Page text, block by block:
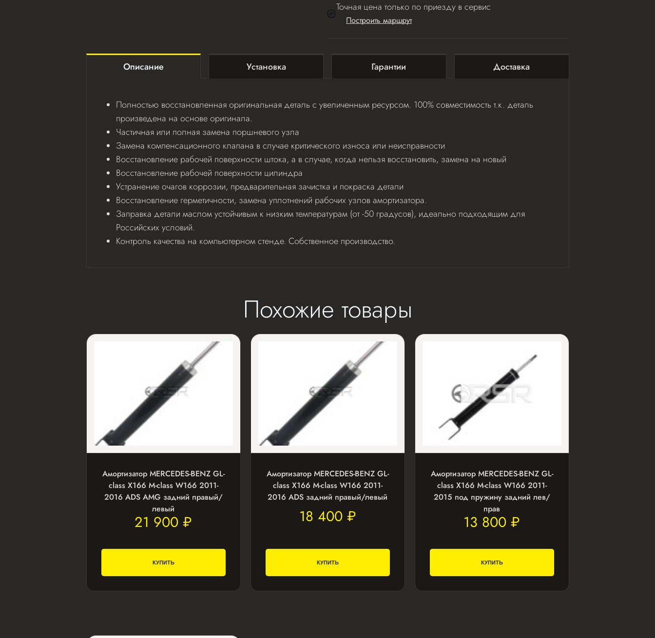
Точная цена только по приезду в сервис
Построить маршрут
Описание Установка Гарантии Доставка
Полностью восстановленная оригинальная деталь с увеличенным ресурсом. 100% совместимость т.к. деталь
произведена на основе оригинала.
Частичная или полная замена поршневого узла
Замена компенсационного клапана в случае критического износа или неисправности
Восстановление рабочей поверхности штока, а в случае, когда нельзя восстановить, замена на новый
Восстановление рабочей поверхности цилиндра
Устранение очагов коррозии, предварительная зачистка и покраска детали
Восстановление герметичности, замена уплотнений рабочих узлов амортизатора.
Заправка детали маслом устойчивым к низким температурам (от -50 градусов), идеально подходящим для
Российских условий.
Контроль качества на компьютерном стенде. Собственное производство.
Похожие товары
Амортизатор MERCEDES-BENZ GL-
class X166 M-class W166 2011-
2016 ADS AMG задний правый/
левый
21 900 ₽
КУПИТЬ
Амортизатор MERCEDES-BENZ GL-
class X166 M-class W166 2011-
2016 ADS задний правый/левый
18 400 ₽
КУПИТЬ
Амортизатор MERCEDES-BENZ GL-
class X166 M-class W166 2011-
2015 под пружину задний лев/
прав
13 800 ₽
КУПИТЬ